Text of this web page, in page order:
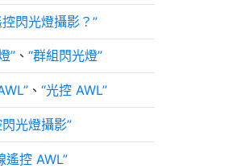
閃光燈攝影？
、 群組閃光燈
、 光控 AWL
光燈攝影
遙控 AWL